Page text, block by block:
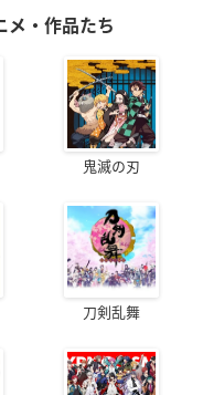
メ・作品たち
鬼滅の刃
刀剣乱舞